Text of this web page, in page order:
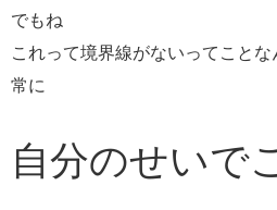
でもね
これって境界線がないってことな
常に
自分のせいで